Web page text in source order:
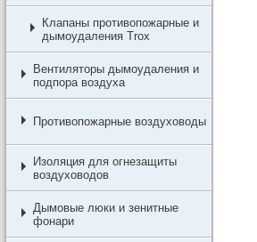
Клапаны противопожарные и
дымоудаления Trox
Вентиляторы дымоудаления и
подпора воздуха
Противопожарные воздуховоды
Изоляция для огнезащиты
воздуховодов
Дымовые люки и зенитные
фонари